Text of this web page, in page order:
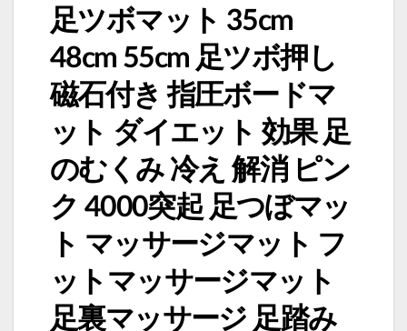
足ツボマット 35cm
48cm 55cm 足ツボ押し
磁石付き 指圧ボードマ
ット ダイエット 効果 足
のむくみ 冷え 解消 ピン
ク 4000突起 足つぼマッ
ト マッサージマット フ
ットマッサージマット
足裏マッサージ 足踏み